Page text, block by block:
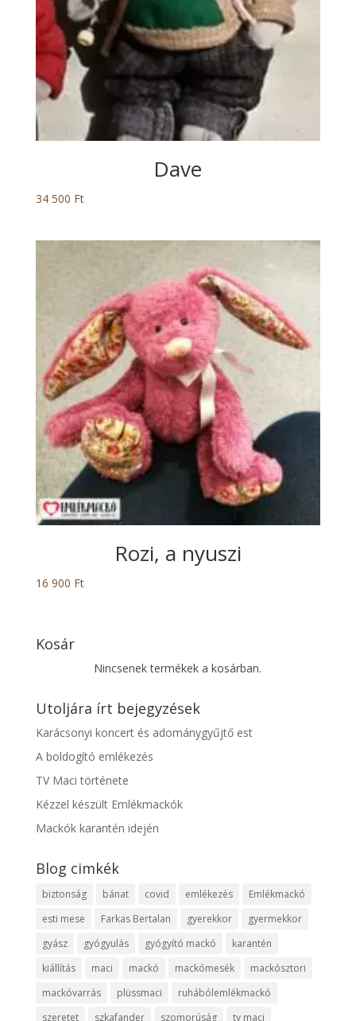
Dave
34 500 Ft
Rozi, a nyuszi
16 900 Ft
Kosár
Nincsenek termékek a kosárban.
Utoljára írt bejegyzések
Karácsonyi koncert és adománygyűjtő est
A boldogító emlékezés
TV Maci története
Kézzel készült Emlékmackók
Mackók karantén idején
Blog cimkék
biztonság bánat covid emlékezés
Emlékmackó
esti mese
Farkas Bertalan gyerekkor
gyermekkor
gyász
gyógyulás gyógyító mackó
karantén
kiállítás
maci mackó mackómesék
mackósztori
mackóvarrás
plüssmaci
ruhábólemlékmackó
szeretet
szkafander szomorúság tv maci